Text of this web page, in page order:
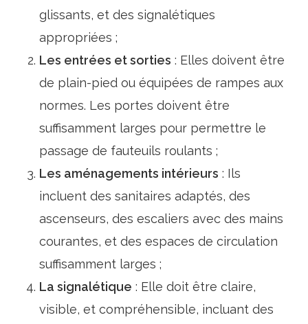
glissants, et des signalétiques
appropriées ;
Les entrées et sorties : Elles doivent être
de plain-pied ou équipées de rampes aux
normes. Les portes doivent être
suffisamment larges pour permettre le
passage de fauteuils roulants ;
Les aménagements intérieurs : Ils
incluent des sanitaires adaptés, des
ascenseurs, des escaliers avec des mains
courantes, et des espaces de circulation
suffisamment larges ;
La signalétique : Elle doit être claire,
visible, et compréhensible, incluant des